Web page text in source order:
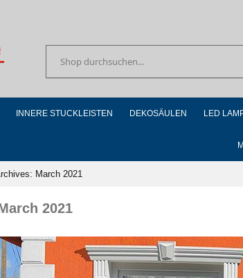
Suchen
INNERE STUCKLEISTEN DEKOSÄULEN LED
March 2021
2021